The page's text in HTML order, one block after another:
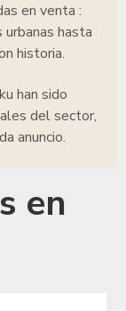
en venta :
hasta
historia.
han sido
del sector,
anuncio.
en